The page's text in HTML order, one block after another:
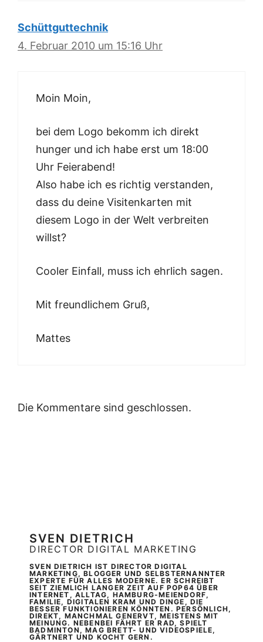
Schüttguttechnik
4. Februar 2010 um 15:16 Uhr
Moin Moin,
bei dem Logo bekomm ich direkt
hunger und ich habe erst um 18:00
Uhr Feierabend!
Also habe ich es richtig verstanden,
dass du deine Visitenkarten mit
diesem Logo in der Welt verbreiten
willst?
Cooler Einfall, muss ich ehrlich sagen.
Mit freundlichem Gruß,
Mattes
Die Kommentare sind geschlossen.
SVEN DIETRICH
DIRECTOR DIGITAL MARKETING
SVEN DIETRICH IST DIRECTOR DIGITAL
MARKETING, BLOGGER UND SELBSTERNANNTER
EXPERTE FÜR ALLES MODERNE. ER SCHREIBT
SEIT ZIEMLICH LANGER ZEIT AUF POP64 ÜBER
INTERNET, ALLTAG, HAMBURG-MEIENDORF,
FAMILIE, DIGITALEN KRAM UND DINGE, DIE
BESSER FUNKTIONIEREN KÖNNTEN. PERSÖNLICH,
DIREKT, MANCHMAL GENERVT, MEISTENS MIT
MEINUNG. NEBENBEI FÄHRT ER RAD, SPIELT
BADMINTON, MAG BRETT- UND VIDEOSPIELE,
GÄRTNERT UND KOCHT GERN.